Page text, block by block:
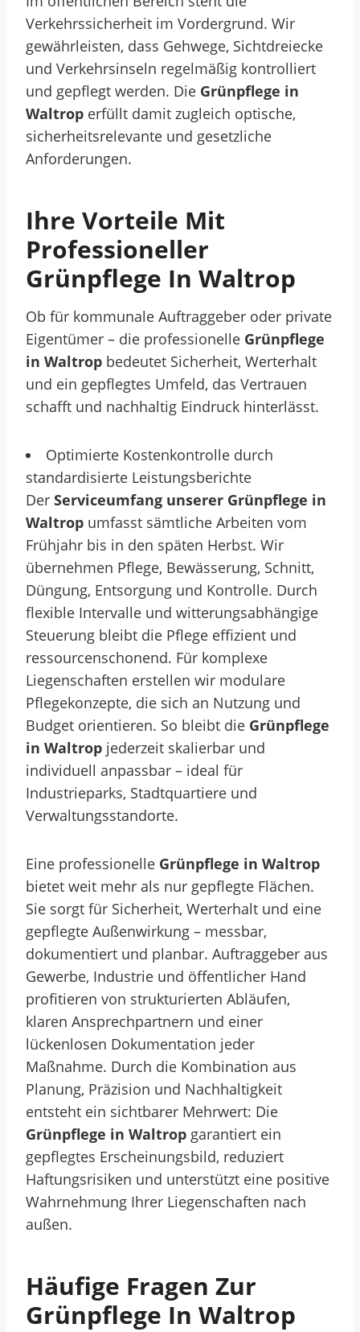
Verkehrssicherheit im Vordergrund. Wir
gewährleisten, dass Gehwege, Sichtdreiecke
und Verkehrsinseln regelmäßig kontrolliert
und gepflegt werden. Die Grünpflege in
Waltrop erfüllt damit zugleich optische,
sicherheitsrelevante und gesetzliche
Anforderungen.
Ihre Vorteile Mit
Professioneller
Grünpflege In Waltrop
Ob für kommunale Auftraggeber oder private
Eigentümer – die professionelle Grünpflege
in Waltrop bedeutet Sicherheit, Werterhalt
und ein gepflegtes Umfeld, das Vertrauen
schafft und nachhaltig Eindruck hinterlässt.
Optimierte Kostenkontrolle durch
standardisierte Leistungsberichte
Der Serviceumfang unserer Grünpflege in
Waltrop umfasst sämtliche Arbeiten vom
Frühjahr bis in den späten Herbst. Wir
übernehmen Pflege, Bewässerung, Schnitt,
Düngung, Entsorgung und Kontrolle. Durch
flexible Intervalle und witterungsabhängige
Steuerung bleibt die Pflege effizient und
ressourcenschonend. Für komplexe
Liegenschaften erstellen wir modulare
Pflegekonzepte, die sich an Nutzung und
Budget orientieren. So bleibt die Grünpflege
in Waltrop jederzeit skalierbar und
individuell anpassbar – ideal für
Industrieparks, Stadtquartiere und
Verwaltungsstandorte.
Eine professionelle Grünpflege in Waltrop
bietet weit mehr als nur gepflegte Flächen.
Sie sorgt für Sicherheit, Werterhalt und eine
gepflegte Außenwirkung – messbar,
dokumentiert und planbar. Auftraggeber aus
Gewerbe, Industrie und öffentlicher Hand
profitieren von strukturierten Abläufen,
klaren Ansprechpartnern und einer
lückenlosen Dokumentation jeder
Maßnahme. Durch die Kombination aus
Planung, Präzision und Nachhaltigkeit
entsteht ein sichtbarer Mehrwert: Die
Grünpflege in Waltrop garantiert ein
gepflegtes Erscheinungsbild, reduziert
Haftungsrisiken und unterstützt eine positive
Wahrnehmung Ihrer Liegenschaften nach
außen.
Häufige Fragen Zur
Grünpflege In Waltrop